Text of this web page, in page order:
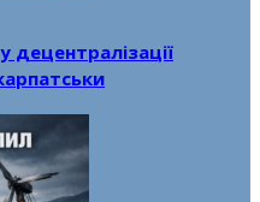
децентралізації